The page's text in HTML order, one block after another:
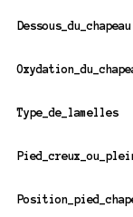
Dessous_du_chapeau
Type_de_lamelles